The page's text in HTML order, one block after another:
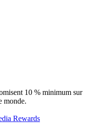
10 % minimum sur
monde.
Rewards